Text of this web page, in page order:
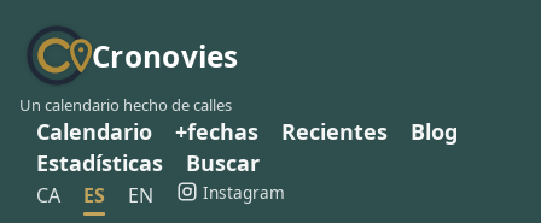
Cronovies
Un calendario hecho de calles
Calendario +fechas Recientes
Blog
Estadísticas
Buscar
CA ES EN Instagram